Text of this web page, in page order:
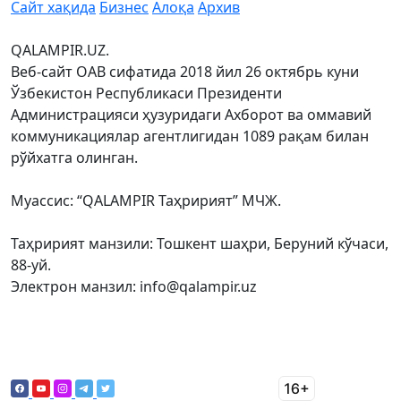
Сайт хақида Бизнес Алоқа Архив
QALAMPIR.UZ.
Веб-сайт ОАВ сифатида 2018 йил 26 октябрь куни
Ўзбекистон Республикаси Президенти
Администрацияси ҳузуридаги Ахборот ва оммавий
коммуникациялар агентлигидан 1089 рақам билан
рўйхатга олинган.
Муассис: “QALAMPIR Таҳририят” МЧЖ.
Таҳририят манзили: Тошкент шаҳри, Беруний кўчаси,
88-уй.
Электрон манзил: info@qalampir.uz